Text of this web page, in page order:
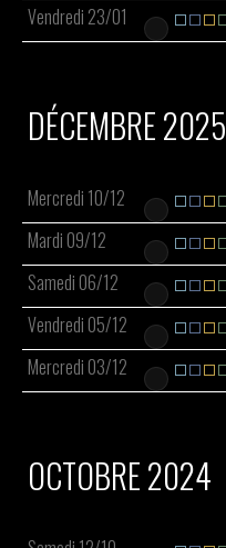
Vendredi 23/01
DÉCEMBRE 2025
Mercredi 10/12
Mardi 09/12
Samedi 06/12
Vendredi 05/12
Mercredi 03/12
OCTOBRE 2024